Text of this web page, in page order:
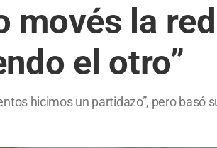
movés la
el otro”
hicimos un partidazo”, pero basó